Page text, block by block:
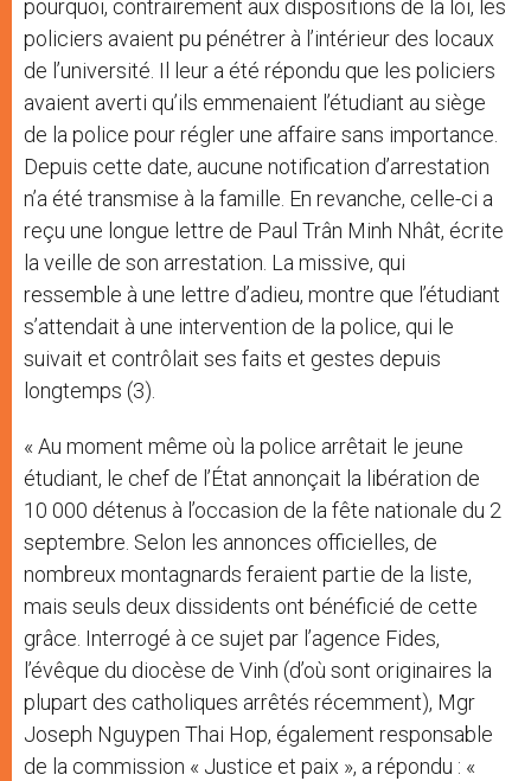
pourquoi, contrairement aux dispositions de la loi, les
policiers avaient pu pénétrer à l’intérieur des locaux
de l’université. Il leur a été répondu que les policiers
avaient averti qu’ils emmenaient l’étudiant au siège
de la police pour régler une affaire sans importance.
Depuis cette date, aucune notification d’arrestation
n’a été transmise à la famille. En revanche, celle-ci a
reçu une longue lettre de Paul Trân Minh Nhât, écrite
la veille de son arrestation. La missive, qui
ressemble à une lettre d’adieu, montre que l’étudiant
s’attendait à une intervention de la police, qui le
suivait et contrôlait ses faits et gestes depuis
longtemps (3).
« Au moment même où la police arrêtait le jeune
étudiant, le chef de l’État annonçait la libération de
10 000 détenus à l’occasion de la fête nationale du 2
septembre. Selon les annonces officielles, de
nombreux montagnards feraient partie de la liste,
mais seuls deux dissidents ont bénéficié de cette
grâce. Interrogé à ce sujet par l’agence Fides,
l’évêque du diocèse de Vinh (d’où sont originaires la
plupart des catholiques arrêtés récemment), Mgr
Joseph Nguypen Thai Hop, également responsable
de la commission « Justice et paix », a répondu : «